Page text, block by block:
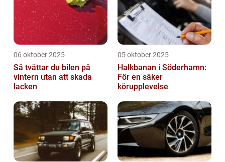
06 oktober 2025
Så tvättar du bilen på
vintern utan att skada
lacken
05 oktober 2025
Halkbanan i Söderhamn:
För en säker
körupplevelse